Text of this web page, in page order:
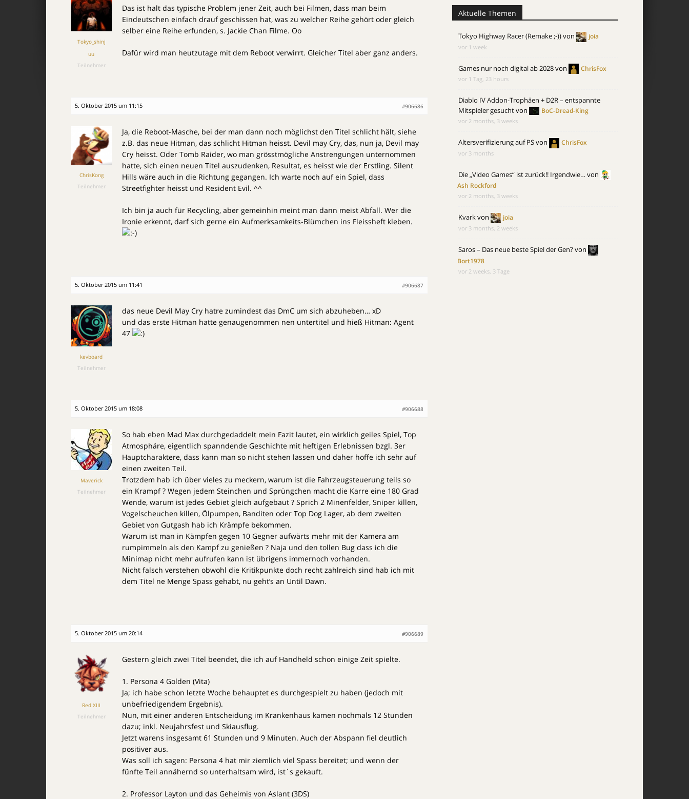
Tokyo_shinj
uu
Teilnehmer
Das ist halt das typische Problem jener Zeit, auch bei Filmen, dass man beim
Eindeutschen einfach drauf geschissen hat, was zu welcher Reihe gehört oder gleich
selber eine Reihe erfunden, s. Jackie Chan Filme. Oo
Dafür wird man heutzutage mit dem Reboot verwirrt. Gleicher Titel aber ganz anders.
5. Oktober 2015 um 11:15 #906686
ChrisKong
Teilnehmer
Ja, die Reboot-Masche, bei der man dann noch möglichst den Titel schlicht hält, siehe
z.B. das neue Hitman, das schlicht Hitman heisst. Devil may Cry, das, nun ja, Devil may
Cry heisst. Oder Tomb Raider, wo man grösstmögliche Anstrengungen unternommen
hatte, sich einen neuen Titel auszudenken, Resultat, es heisst wie der Erstling. Silent
Hills wäre auch in die Richtung gegangen. Ich warte noch auf ein Spiel, dass
Streetfighter heisst und Resident Evil. ^^
Ich bin ja auch für Recycling, aber gemeinhin meint man dann meist Abfall. Wer die
Ironie erkennt, darf sich gerne ein Aufmerksamkeits-Blümchen ins Fleissheft kleben.
5. Oktober 2015 um 11:41 #906687
kevboard
Teilnehmer
das neue Devil May Cry hatre zumindest das DmC um sich abzuheben… xD
und das erste Hitman hatte genaugenommen nen untertitel und hieß Hitman: Agent
47
5. Oktober 2015 um 18:08 #906688
Maverick
Teilnehmer
So hab eben Mad Max durchgedaddelt mein Fazit lautet, ein wirklich geiles Spiel, Top
Atmosphäre, eigentlich spanndende Geschichte mit heftigen Erlebnissen bzgl. 3er
Hauptcharaktere, dass kann man so nicht stehen lassen und daher hoffe ich sehr auf
einen zweiten Teil.
Trotzdem hab ich über vieles zu meckern, warum ist die Fahrzeugsteuerung teils so
ein Krampf ? Wegen jedem Steinchen und Sprüngchen macht die Karre eine 180 Grad
Wende, warum ist jedes Gebiet gleich aufgebaut ? Sprich 2 Minenfelder, Sniper killen,
Vogelscheuchen killen, Ölpumpen, Banditen oder Top Dog Lager, ab dem zweiten
Gebiet von Gutgash hab ich Krämpfe bekommen.
Warum ist man in Kämpfen gegen 10 Gegner aufwärts mehr mit der Kamera am
rumpimmeln als den Kampf zu genießen ? Naja und den tollen Bug dass ich die
Minimap nicht mehr aufrufen kann ist übrigens immernoch vorhanden.
Nicht falsch verstehen obwohl die Kritikpunkte doch recht zahlreich sind hab ich mit
dem Titel ne Menge Spass gehabt, nu geht’s an Until Dawn.
5. Oktober 2015 um 20:14 #906689
Red XIII
Teilnehmer
Gestern gleich zwei Titel beendet, die ich auf Handheld schon einige Zeit spielte.
1. Persona 4 Golden (Vita)
Ja; ich habe schon letzte Woche behauptet es durchgespielt zu haben (jedoch mit
unbefriedigendem Ergebnis).
Nun, mit einer anderen Entscheidung im Krankenhaus kamen nochmals 12 Stunden
dazu; inkl. Neujahrsfest und Skiausflug.
Jetzt warens insgesamt 61 Stunden und 9 Minuten. Auch der Abspann fiel deutlich
positiver aus.
Was soll ich sagen: Persona 4 hat mir ziemlich viel Spass bereitet; und wenn der
fünfte Teil annähernd so unterhaltsam wird, ist´s gekauft.
2. Professor Layton und das Geheimis von Aslant (3DS)
Aktuelle Themen
Tokyo Highway Racer (Remake ;-))von joia
vor 1 week
Games nur noch digital ab 2028von ChrisFox
vor 1 Tag, 23 hours
Diablo IV Addon-Trophäen + D2R – entspannte
Mitspieler gesuchtvon BoC-Dread-King
vor 2 months, 3 weeks
Altersverifizierung auf PSvon ChrisFox
vor 3 months
Die „Video Games“ ist zurück!! Irgendwie…von
Ash Rockford
vor 2 months, 3 weeks
Kvarkvon joia
vor 3 months, 2 weeks
Saros – Das neue beste Spiel der Gen?von
Bort1978
vor 2 weeks, 3 Tage